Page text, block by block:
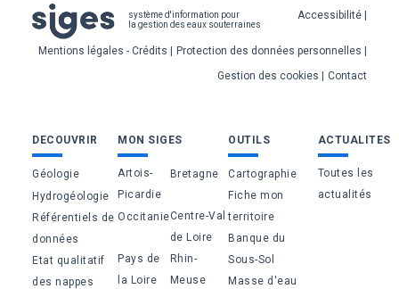
système d'information pour
la gestion des eaux souterraines
Pied
de
page
Accessibilité
Mentions légales - Crédits
Protection des données personnelles
Gestion des cookies
Contact
Bas
de
page
DECOUVRIR
Géologie
Hydrogéologie
Référentiels de
données
Etat qualitatif
des nappes
MON SIGES
Artois-
Picardie
Bretagne
OccitanieCentre-Val
de Loire
Pays de
la Loire
Rhin-
Meuse
OUTILS
Cartographie
Fiche mon
territoire
Banque du
Sous-Sol
Masse d'eau
ACTUALITES
Toutes les
actualités